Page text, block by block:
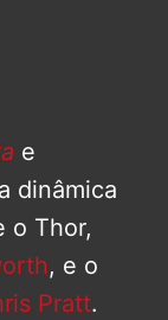
e
dinâmica
o Thor,
, e o
Pratt.